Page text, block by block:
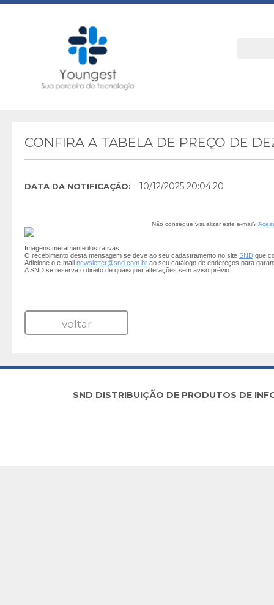
CONFIRA A TABELA DE PREÇO DE
DATA DA NOTIFICAÇÃO: 10/12/2025 20:04:20
Não consegue visualizar este e-mail?
Imagens meramente ilustrativas.
O recebimento desta mensagem se deve ao seu cadastramento no site SND que
Adicione o e-mail newsletter@snd.com.br ao seu catálogo de endereços para
A SND se reserva o direito de quaisquer alterações sem aviso prévio.
voltar
SND DISTRIBUIÇÃO DE PRODUTOS DE